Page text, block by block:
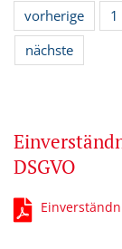
vorherige 1
nächste
DSGVO